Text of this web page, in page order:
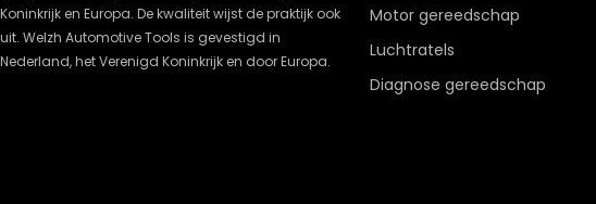
Koninkrijk en Europa. De kwaliteit wijst de praktijk ook
uit. Welzh Automotive Tools is gevestigd in
Nederland, het Verenigd Koninkrijk en door Europa.
Motor gereedschap
Luchtratels
Diagnose gereedschap